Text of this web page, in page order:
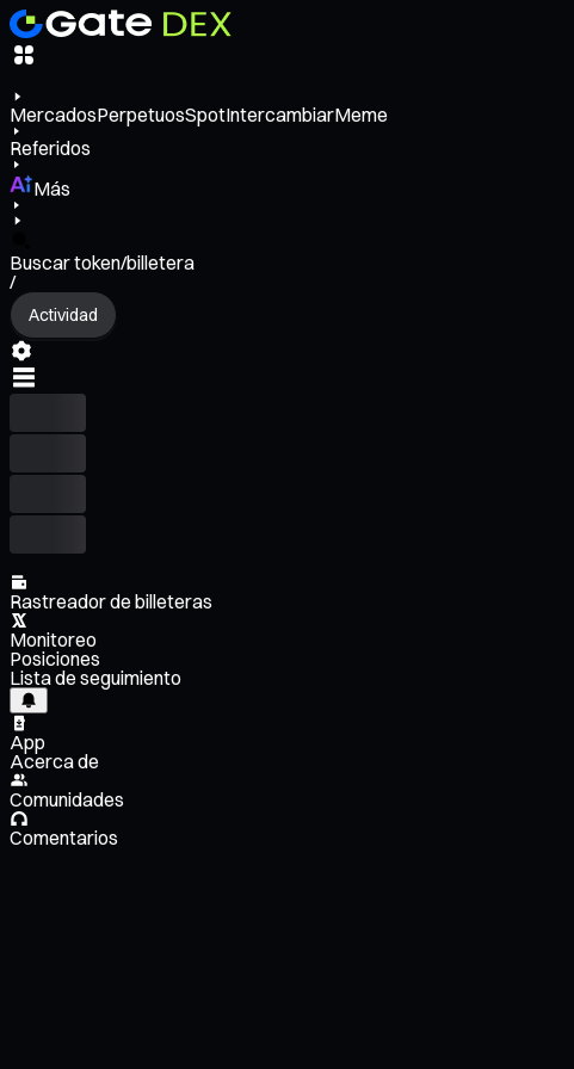
MercadosPerpetuosSpotIntercambiarMeme
Referidos
Más
Buscar token/billetera
/
Actividad
Rastreador de billeteras
Monitoreo
Posiciones
Lista de seguimiento
App
Acerca de
Comunidades
Comentarios